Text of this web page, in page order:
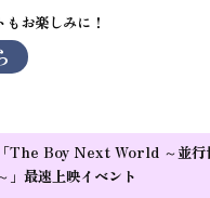
「The Boy Next World ～並行
」最速上映イベント